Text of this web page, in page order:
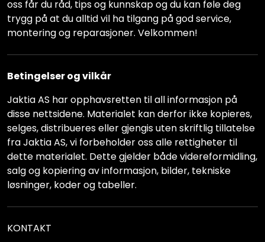
oss får du råd, tips og kunnskap og du kan føle deg
trygg på at du alltid vil ha tilgang på god service,
montering og reparasjoner. Velkommen!
Betingelser og vilkår
Jaktia AS har opphavsretten til all informasjon på
disse nettsidene. Materialet kan derfor ikke kopieres,
selges, distribueres eller gjengis uten skriftlig tillatelse
fra Jaktia AS, vi forbeholder oss alle rettigheter til
dette materialet. Dette gjelder både videreformidling,
salg og kopiering av informasjon, bilder, tekniske
løsninger, koder og tabeller.
KONTAKT